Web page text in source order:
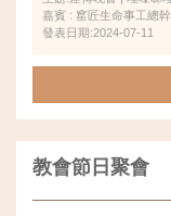
嘉賓 : 窰匠生命事工總
發表日期:2024-07-11
教會節日聚會